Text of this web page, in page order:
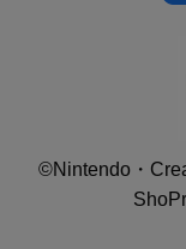
©Nintendo・